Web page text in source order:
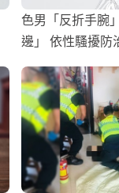
色男「反折手腕
邊」 依性騷擾防